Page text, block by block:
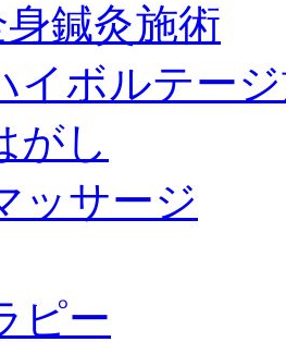
鍼灸施術
イボルテー
がし
ッサージ
ピー